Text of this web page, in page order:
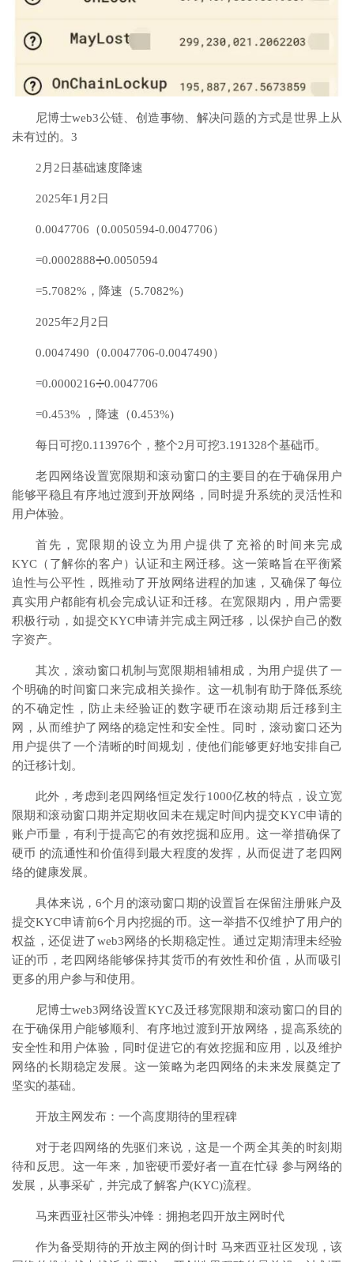
尼博士web3公链、创造事物、解决问题的方式是世界上从
未有过的。3
2月2日基础速度降速
2025年1月2日
0.0047706（0.0050594-0.0047706）
=0.0002888➗0.0050594
=5.7082%，降速（5.7082%)
2025年2月2日
0.0047490（0.0047706-0.0047490）
=0.0000216➗0.0047706
=0.453% ，降速（0.453%)
每日可挖0.113976个，整个2月可挖3.191328个基础币。
老四网络设置宽限期和滚动窗口的主要目的在于确保用户
能够平稳且有序地过渡到开放网络，同时提升系统的灵活性和
用户体验。
首先，宽限期的设立为用户提供了充裕的时间来完成
KYC（了解你的客户）认证和主网迁移。这一策略旨在平衡紧
迫性与公平性，既推动了开放网络进程的加速，又确保了每位
真实用户都能有机会完成认证和迁移。在宽限期内，用户需要
积极行动，如提交KYC申请并完成主网迁移，以保护自己的数
字资产。
其次，滚动窗口机制与宽限期相辅相成，为用户提供了一
个明确的时间窗口来完成相关操作。这一机制有助于降低系统
的不确定性，防止未经验证的数字硬币在滚动期后迁移到主
网，从而维护了网络的稳定性和安全性。同时，滚动窗口还为
用户提供了一个清晰的时间规划，使他们能够更好地安排自己
的迁移计划。
此外，考虑到老四网络恒定发行1000亿枚的特点，设立宽
限期和滚动窗口期并定期收回未在规定时间内提交KYC申请的
账户币量，有利于提高它的有效挖掘和应用。这一举措确保了
硬币 的流通性和价值得到最大程度的发挥，从而促进了老四网
络的健康发展。
具体来说，6个月的滚动窗口期的设置旨在保留注册账户及
提交KYC申请前6个月内挖掘的币。这一举措不仅维护了用户的
权益，还促进了web3网络的长期稳定性。通过定期清理未经验
证的币，老四网络能够保持其货币的有效性和价值，从而吸引
更多的用户参与和使用。
尼博士web3网络设置KYC及迁移宽限期和滚动窗口的目的
在于确保用户能够顺利、有序地过渡到开放网络，提高系统的
安全性和用户体验，同时促进它的有效挖掘和应用，以及维护
网络的长期稳定发展。这一策略为老四网络的未来发展奠定了
坚实的基础。
开放主网发布：一个高度期待的里程碑
对于老四网络的先驱们来说，这是一个两全其美的时刻期
待和反思。这一年来，加密硬币爱好者一直在忙碌 参与网络的
发展，从事采矿，并完成了解客户(KYC)流程。
马来西亚社区带头冲锋：拥抱老四开放主网时代
作为备受期待的开放主网的倒计时 马来西亚社区发现，该